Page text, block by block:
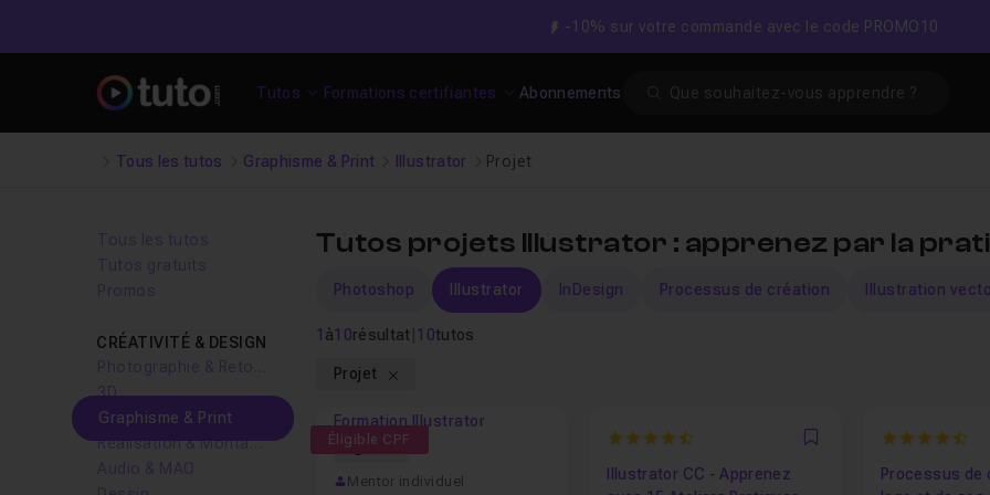
-10% sur votre commande avec le code PROMO10
Tutos Formations certifiantes Abonnements
Tous les tutos Graphisme & Print Illustrator Projet
Tous les tutos
Tutos gratuits
Promos
CRÉATIVITÉ & DESIGN
3D
Graphisme & Print
Réalisation & Montage vidéo
Audio & MAO
Tutos projets Illustrator : apprenez par la
Photoshop Illustrator InDesign Processus de création Illustration
1 à10résultat 10tutos
Projet
Éligible CPF
Formation Illustrator
60h
Mentor individuel
4.7878787878788 Favori
Illustrator CC - Apprenez
Processus de